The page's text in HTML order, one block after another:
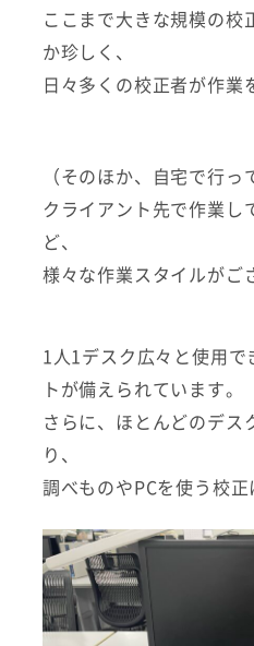
ここまで大きな規模の校
か珍しく、
日々多くの校正者が作業
（そのほか、自宅で行っ
クライアント先で作業し
ど、
様々な作業スタイルがご
1人1デスク広々と使用
トが備えられています。
さらに、ほとんどのデス
り、
調べものやPCを使う校正